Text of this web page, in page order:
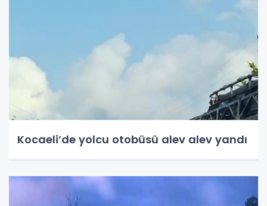
Kocaeli’de yolcu otobüsü alev alev yandı